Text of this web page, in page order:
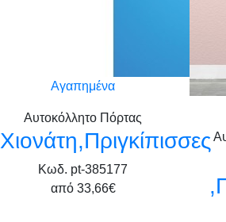
Αγαπημένα
Αυτοκόλλητο Πόρτας
Χιονάτη,Πριγκίπισσες
Κωδ. pt-385177
από 33,66€